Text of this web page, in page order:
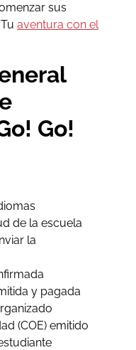
sus
aventura con el
Go!
de la escuela
la
y pagada
(COE) emitido